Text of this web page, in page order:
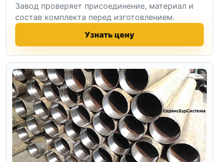
Завод проверяет присоединение, материал и
состав комплекта перед изготовлением.
Узнать цену